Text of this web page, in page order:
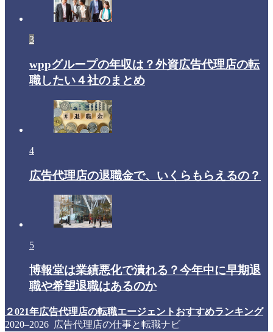
3
wppグループの年収は？外資広告代理店の転
職したい４社のまとめ
4
広告代理店の退職金で、いくらもらえるの？
5
博報堂は業績悪化で潰れる？今年中に早期退
職や希望退職はあるのか
２021年広告代理店の転職エージェントおすすめランキング
2020–2026 広告代理店の仕事と転職ナビ